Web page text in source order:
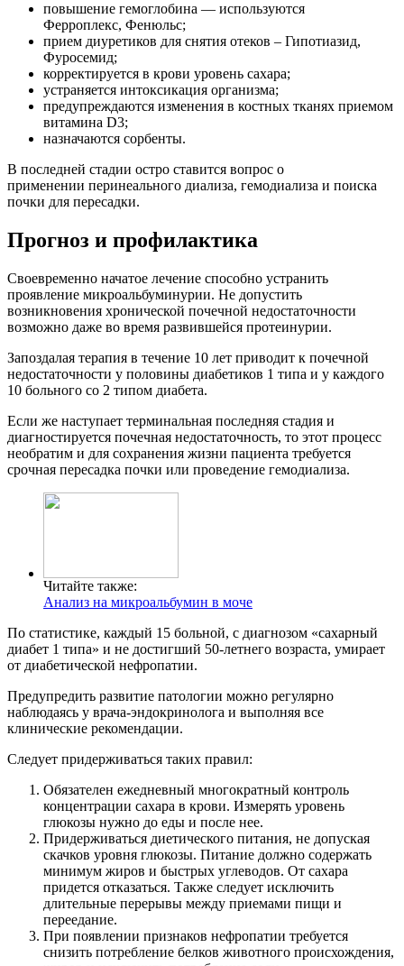
повышение гемоглобина — используются
Ферроплекс, Фенюльс;
прием диуретиков для снятия отеков – Гипотиазид,
Фуросемид;
корректируется в крови уровень сахара;
устраняется интоксикация организма;
предупреждаются изменения в костных тканях приемом
витамина D3;
назначаются сорбенты.
В последней стадии остро ставится вопрос о
применении перинеального диализа, гемодиализа и поиска
почки для пересадки.
Прогноз и профилактика
Своевременно начатое лечение способно устранить
проявление микроальбуминурии. Не допустить
возникновения хронической почечной недостаточности
возможно даже во время развившейся протеинурии.
Запоздалая терапия в течение 10 лет приводит к почечной
недостаточности у половины диабетиков 1 типа и у каждого
10 больного со 2 типом диабета.
Если же наступает терминальная последняя стадия и
диагностируется почечная недостаточность, то этот процесс
необратим и для сохранения жизни пациента требуется
срочная пересадка почки или проведение гемодиализа.
Читайте также:
Анализ на микроальбумин в моче
По статистике, каждый 15 больной, с диагнозом «сахарный
диабет 1 типа» и не достигший 50-летнего возраста, умирает
от диабетической нефропатии.
Предупредить развитие патологии можно регулярно
наблюдаясь у врача-эндокринолога и выполняя все
клинические рекомендации.
Следует придерживаться таких правил:
Обязателен ежедневный многократный контроль
концентрации сахара в крови. Измерять уровень
глюкозы нужно до еды и после нее.
Придерживаться диетического питания, не допуская
скачков уровня глюкозы. Питание должно содержать
минимум жиров и быстрых углеводов. От сахара
придется отказаться. Также следует исключить
длительные перерывы между приемами пищи и
переедание.
При появлении признаков нефропатии требуется
снизить потребление белков животного происхождения,